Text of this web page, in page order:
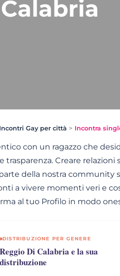
Incontri Gay per città > Incontra
con un ragazzo che
trasparenza. Creare
della nostra community
a vivere momenti veri e
al tuo Profilo in modo
DISTRIBUZIONE PER GENERE
Reggio Di Calabria e la sua
distribuzione